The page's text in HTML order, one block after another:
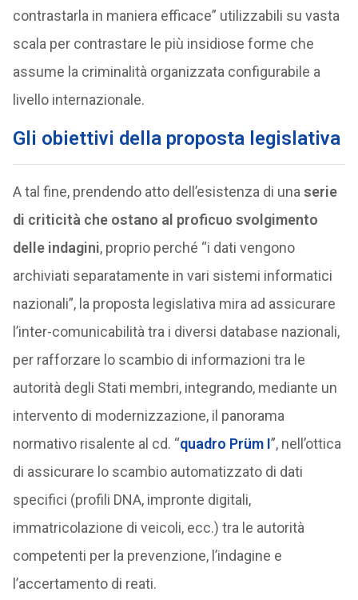
contrastarla in maniera efficace” utilizzabili su vasta
scala per contrastare le più insidiose forme che
assume la criminalità organizzata configurabile a
livello internazionale.
Gli obiettivi della proposta legislativa
A tal fine, prendendo atto dell’esistenza di una serie
di criticità che ostano al proficuo svolgimento
delle indagini, proprio perché “i dati vengono
archiviati separatamente in vari sistemi informatici
nazionali”, la proposta legislativa mira ad assicurare
l’inter-comunicabilità tra i diversi database nazionali,
per rafforzare lo scambio di informazioni tra le
autorità degli Stati membri, integrando, mediante un
intervento di modernizzazione, il panorama
normativo risalente al cd. “quadro Prüm I”, nell’ottica
di assicurare lo scambio automatizzato di dati
specifici (profili DNA, impronte digitali,
immatricolazione di veicoli, ecc.) tra le autorità
competenti per la prevenzione, l’indagine e
l’accertamento di reati.